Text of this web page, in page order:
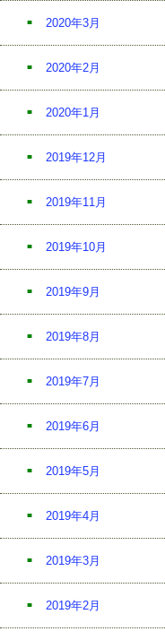
2020年3月
2020年2月
2020年1月
2019年12月
2019年11月
2019年10月
2019年9月
2019年8月
2019年7月
2019年6月
2019年5月
2019年4月
2019年3月
2019年2月